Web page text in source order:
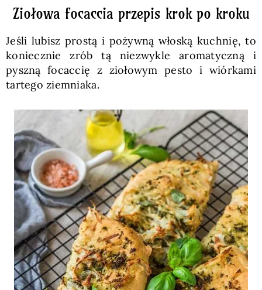
Ziołowa focaccia przepis krok po kroku
Jeśli lubisz prostą i pożywną włoską kuchnię, to
koniecznie zrób tą niezwykle aromatyczną i
pyszną focaccię z ziołowym pesto i wiórkami
tartego ziemniaka.